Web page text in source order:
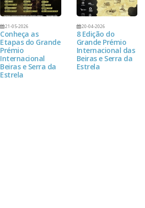
21-05-2026
Conheça as
Etapas do Grande
Prémio
Internacional
Beiras e Serra da
Estrela
20-04-2026
8 Edição do
Grande Prémio
Internacional das
Beiras e Serra da
Estrela